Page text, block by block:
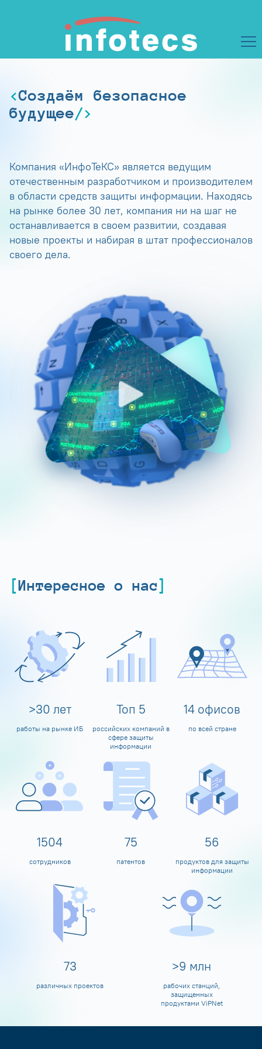
Создаём безопасное
будущее
Компания «ИнфоТеКС» является ведущим
отечественным разработчиком и производителем
в области средств защиты информации. Находясь
на рынке более 30 лет, компания ни на шаг не
останавливается в своем развитии, создавая
новые проекты и набирая в штат профессионалов
своего дела.
Интересное о нас
>30 лет
работы на рынке ИБ
Топ 5
российских компаний в
сфере защиты
информации
14 офисов
по всей стране
1600
сотрудников
80
патентов
60
продуктов для защиты
информации
80
различных проектов
>10 млн
рабочих станций,
защищенных
продуктами ViPNet